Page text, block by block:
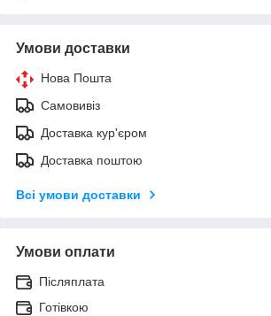
Умови доставки
Нова Пошта
Самовивіз
Доставка кур'єром
Доставка поштою
Всі умови доставки
Умови оплати
Післяплата
Готівкою